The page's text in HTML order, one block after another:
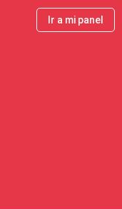
Ir a mi panel